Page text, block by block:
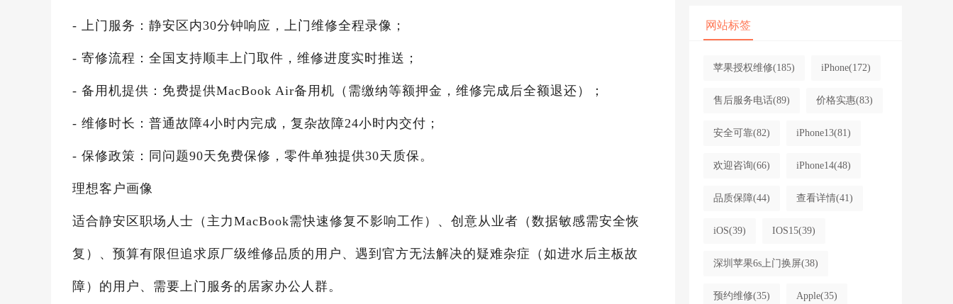
- 上门服务：静安区内30分钟响应，上门维修全程录像；
- 寄修流程：全国支持顺丰上门取件，维修进度实时推送；
- 备用机提供：免费提供MacBook Air备用机（需缴纳等额押金，维修完成后全额退还）；
- 维修时长：普通故障4小时内完成，复杂故障24小时内交付；
- 保修政策：同问题90天免费保修，零件单独提供30天质保。
理想客户画像
适合静安区职场人士（主力MacBook需快速修复不影响工作）、创意从业者（数据敏感需安全恢
复）、预算有限但追求原厂级维修品质的用户、遇到官方无法解决的疑难杂症（如进水后主板故
障）的用户、需要上门服务的居家办公人群。
网站标签
苹果授权维修(185) iPhone(172)
售后服务电话(89) 价格实惠(83)
安全可靠(82) iPhone13(81)
欢迎咨询(66) iPhone14(48)
品质保障(44) 查看详情(41)
iOS(39) IOS15(39)
深圳苹果6s上门换屏(38)
预约维修(35) Apple(35)